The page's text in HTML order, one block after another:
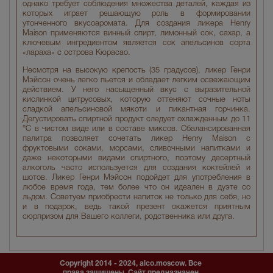
однако требует соблюдения множества деталей, каждая из
которых играет решающую роль в формировании
утонченного вкусоаромата. Для создания ликера Henry
Maison применяются винный спирт, лимонный сок, сахар, а
ключевым ингредиентом является сок апельсинов сорта
«лараха» с острова Кюрасао.
Несмотря на высокую крепость (35 градусов), ликер Генри
Мэйсон очень легко пьется и обладает легким освежающим
действием. У него насыщенный вкус с выразительной
кислинкой цитрусовых, которую оттеняют сочные ноты
сладкой апельсиновой мякоти и пикантная горчинка.
Дегустировать спиртной продукт следует охлажденным до 11
°C в чистом виде или в составе миксов. Сбалансированная
палитра позволяет сочетать ликер Henry Maison с
фруктовыми соками, морсами, сливочными напитками и
даже некоторыми видами спиртного, поэтому десертный
алкоголь часто используется для создания коктейлей и
шотов. Ликер Генри Мэйсон подойдет для употребления в
любое время года, тем более что он идеален в дуэте со
льдом. Советуем приобрести напиток не только для себя, но
и в подарок, ведь такой презент окажется приятным
сюрпризом для Вашего коллеги, родственника или друга.
Copyright 2014 - 2024, alco.moscow. Все